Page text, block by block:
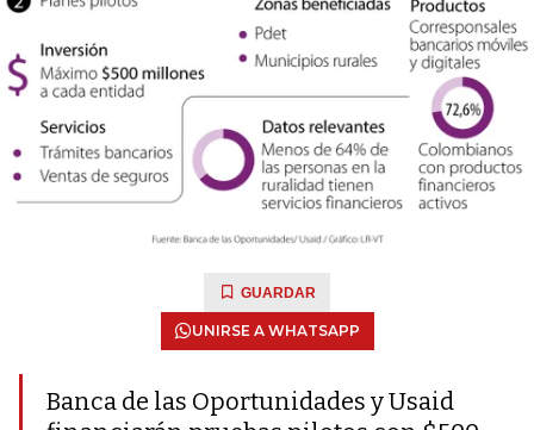
GUARDAR
UNIRSE A WHATSAPP
Banca de las Oportunidades y Usaid